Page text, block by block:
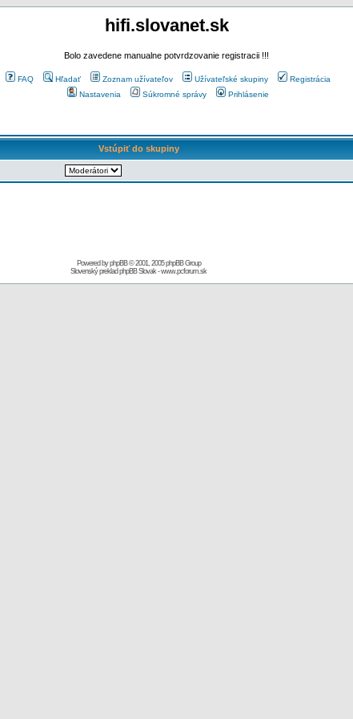
hifi.slovanet.sk
Bolo zavedene manualne potvrdzovanie registracii !!!
FAQ Hľadať Zoznam užívateľov Užívateľské skupiny
Registrácia
Nastavenia
Súkromné správy Prihlásenie
Vstúpiť do skupiny
Powered byphpBB© 2001, 2005 phpBB Group
Slovenský preklad phpBB Slovak-www.pcforum.sk